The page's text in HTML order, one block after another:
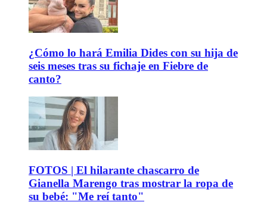
¿Cómo lo hará Emilia Dides con su hija de
seis meses tras su fichaje en Fiebre de
canto?
FOTOS | El hilarante chascarro de
Gianella Marengo tras mostrar la ropa de
su bebé: "Me reí tanto"